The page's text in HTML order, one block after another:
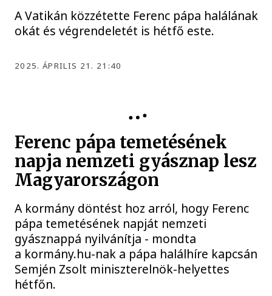
A Vatikán közzétette Ferenc pápa halálának
okát és végrendeletét is hétfő este.
2025. ÁPRILIS 21. 21:40
Ferenc pápa temetésének
napja nemzeti gyásznap lesz
Magyarországon
A kormány döntést hoz arról, hogy Ferenc
pápa temetésének napját nemzeti
gyásznappá nyilvánítja - mondta
a kormány.hu-nak a pápa halálhíre kapcsán
Semjén Zsolt miniszterelnök-helyettes
hétfőn.